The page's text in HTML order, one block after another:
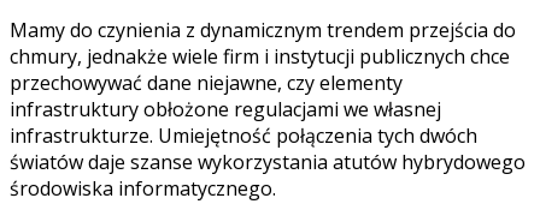
Mamy do czynienia z dynamicznym trendem przejścia do
chmury, jednakże wiele firm i instytucji publicznych chce
przechowywać dane niejawne, czy elementy
infrastruktury obłożone regulacjami we własnej
infrastrukturze. Umiejętność połączenia tych dwóch
światów daje szanse wykorzystania atutów hybrydowego
środowiska informatycznego.